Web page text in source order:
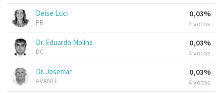
Deise Luci
PR
0,03%
4 votos
Dr. Eduardo Molina
DC
0,03%
4 votos
Dr. Josemar
AVANTE
0,03%
4 votos